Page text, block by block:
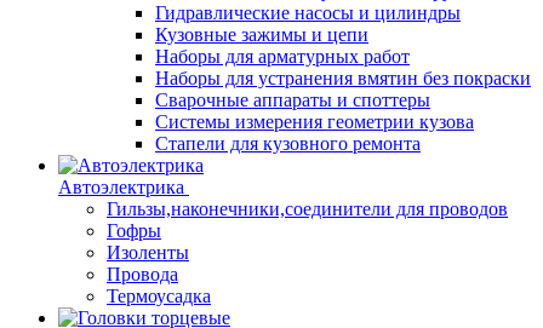
Гидравлические насосы и цилиндры
Кузовные зажимы и цепи
Наборы для арматурных работ
Наборы для устранения вмятин без покраски
Сварочные аппараты и споттеры
Системы измерения геометрии кузова
Стапели для кузовного ремонта
Автоэлектрика
Гильзы,наконечники,соединители для проводов
Гофры
Изоленты
Провода
Термоусадка